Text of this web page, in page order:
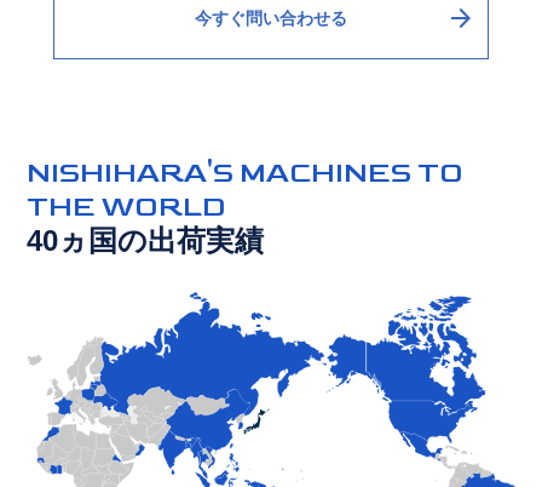
今すぐ問い合わせる arrow_forward
NISHIHARA'S MACHINES TO
THE WORLD
40ヵ国の出荷実績